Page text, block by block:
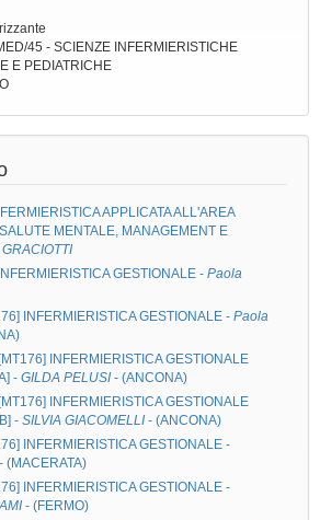
45 - SCIENZE INFERMIERISTICHE
E PEDIATRICHE
APPLICATA ALL'AREA
MENTALE, MANAGEMENT E
INFERMIERISTICA GESTIONALE - Paola
INFERMIERISTICA GESTIONALE - Paola
INFERMIERISTICA GESTIONALE
- GILDA PELUSI - (ANCONA)
INFERMIERISTICA GESTIONALE
- SILVIA GIACOMELLI - (ANCONA)
INFERMIERISTICA GESTIONALE -
- (MACERATA)
INFERMIERISTICA GESTIONALE -
- (FERMO)